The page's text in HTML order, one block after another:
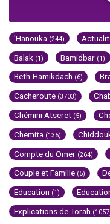
'Hanouka (244)
Balak (1) Bamidbar (1)
Beth-Hamikdach (6)
Cacheroute (3703)
Chémini Atseret (5)
Chemita (135)
Compte du Omer (264)
Couple et Famille (5)
Education (1)
Explications de Torah